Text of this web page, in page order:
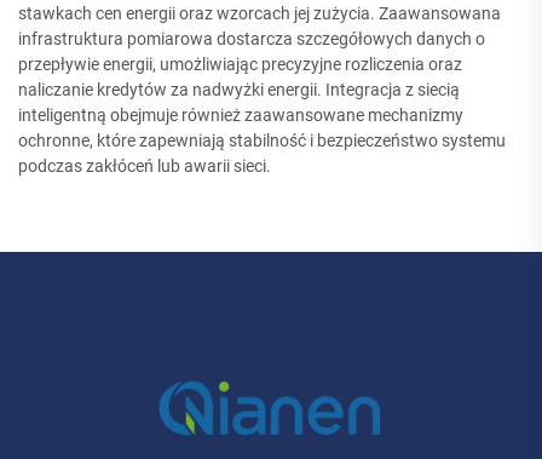
stawkach cen energii oraz wzorcach jej zużycia. Zaawansowana
infrastruktura pomiarowa dostarcza szczegółowych danych o
przepływie energii, umożliwiając precyzyjne rozliczenia oraz
naliczanie kredytów za nadwyżki energii. Integracja z siecią
inteligentną obejmuje również zaawansowane mechanizmy
ochronne, które zapewniają stabilność i bezpieczeństwo systemu
podczas zakłóceń lub awarii sieci.